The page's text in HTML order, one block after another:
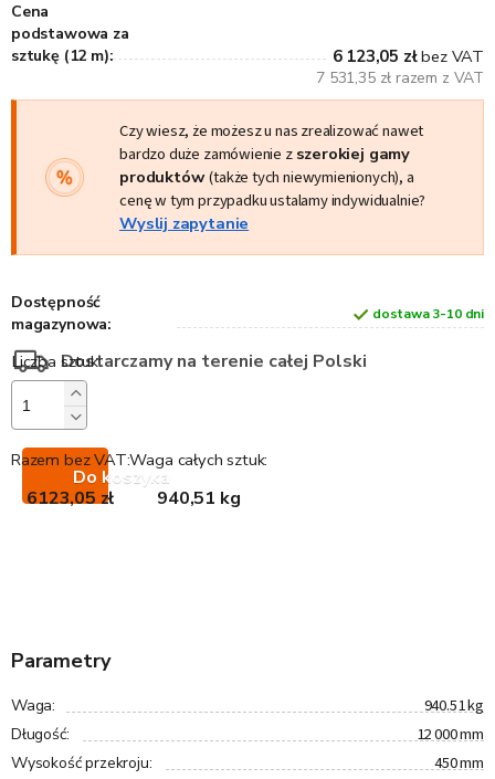
Cena
podstawowa za
sztukę (12 m):
6 123,05 złbez VAT
7 531,35 zł razem z VAT
Czy wiesz, że możesz u nas zrealizować nawet
bardzo duże zamówienie z szerokiej gamy
produktów(także tych niewymienionych), a
cenę w tym przypadku ustalamy indywidualnie?
Wyslij zapytanie
Dostępność
magazynowa:
dostawa 3-10 dni
Dostarczamy na terenie całej Polski
Do koszyka
Waga całych sztuk:
940,51 kg
Razem bez VAT:
6123,05 zł
Parametry
Waga: 940.51 kg
Długość: 12 000 mm
Wysokość przekroju: 450 mm